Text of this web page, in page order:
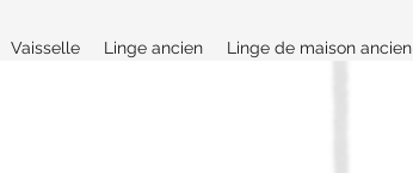
Vaisselle Linge ancien Linge de maison ancien